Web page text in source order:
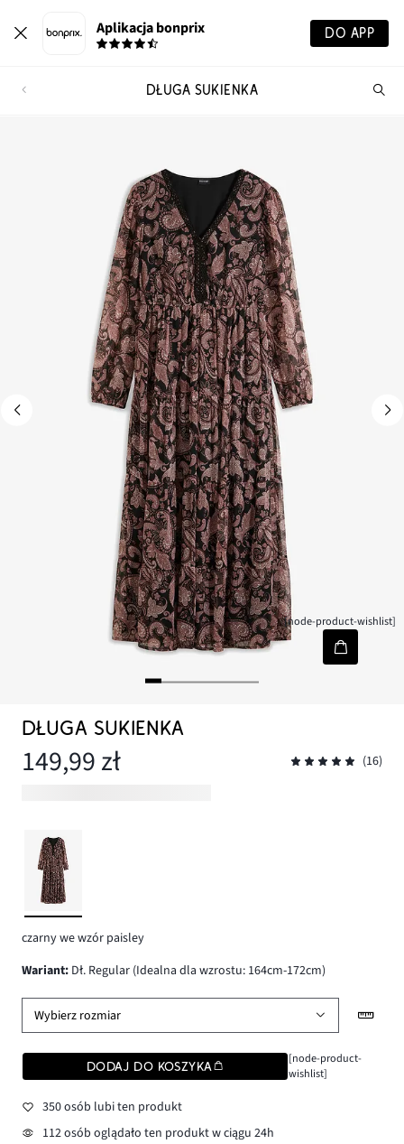
Aplikacja bonprix DO APP
DŁUGA SUKIENKA
[node-product-wishlist]
DŁUGA SUKIENKA
149,99 zł (16)
czarny we wzór paisley
wariant: Dł. Regular (Idealna dla wzrostu: 164cm-172cm)
Wybierz rozmiar
DODAJ DO KOSZYKA
[node-product-
wishlist]
350 osób lubi ten produkt
112 osób oglądało ten produkt w ciągu 24h